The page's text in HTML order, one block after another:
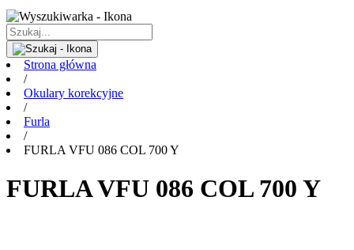
Strona główna
/
Okulary korekcyjne
/
Furla
/
FURLA VFU 086 COL 700 Y
FURLA VFU 086 COL 700 Y